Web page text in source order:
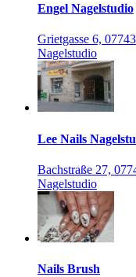
Engel Nagelstudio
Grietgasse 6,
Nagelstudio
Lee Nails
Bachstraße 27,
Nagelstudio
Nails Brush